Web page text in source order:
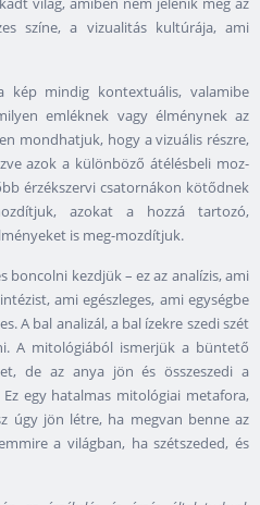
színe, a vizualitás kultúrája, ami
mindig kontextuális, valamibe
emléknek vagy élménynek az
mondhatjuk, hogy a vizuális részre,
azok a különböző átélésbeli moz-
érzékszervi csatornákon kötődnek
azokat a hozzá tartozó,
is meg-mozdítjuk.
boncolni kezdjük – ez az analízis, ami
ami egészleges, ami egységbe
A bal analizál, a bal ízekre szedi szét
A mitológiából ismerjük a büntető
de az anya jön és összeszedi a
egy hatalmas mitológiai metafora,
úgy jön létre, ha megvan benne az
a világban, ha szétszeded, és